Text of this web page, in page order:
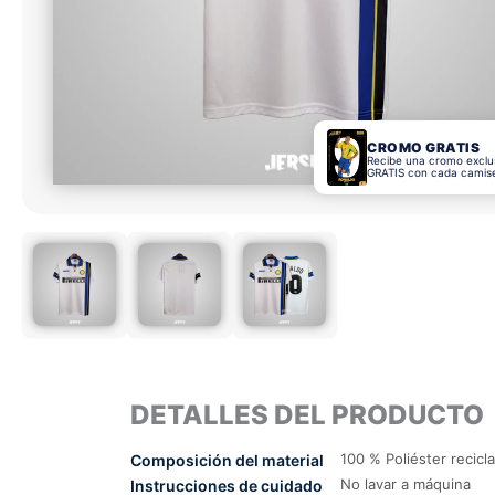
CROMO GRATIS
Recibe una cromo
GRATIS con cada
DETALLES DEL PRODUCTO
Composición del material 100 % Poliéster
Instrucciones de cuidado No lavar a máquina